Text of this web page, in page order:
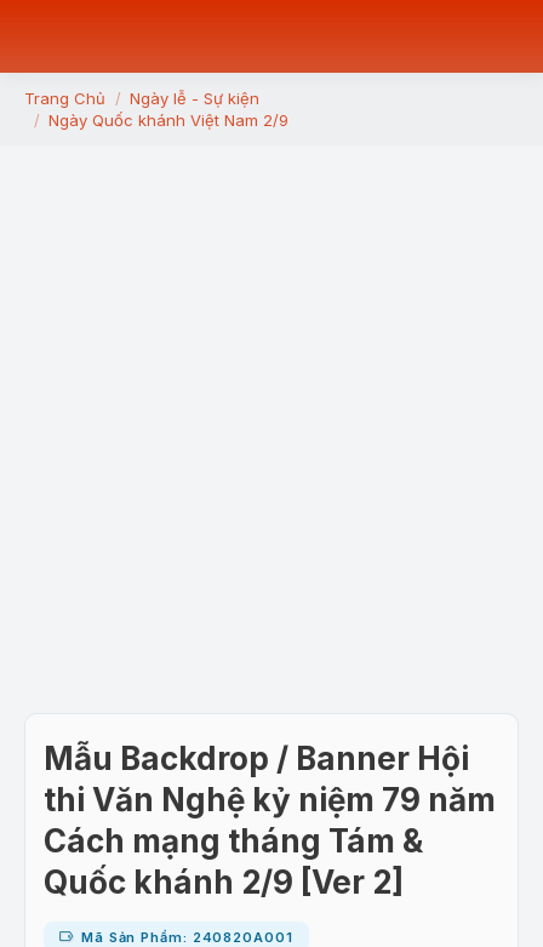
You are here:
Trang Chủ
Ngày lễ - Sự kiện
Ngày Quốc khánh Việt Nam 2/9
Mẫu Backdrop / Banner Hội
thi Văn Nghệ kỷ niệm 79 năm
Cách mạng tháng Tám &
Quốc khánh 2/9 [Ver 2]
Mã Sản Phẩm: 240820A001